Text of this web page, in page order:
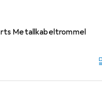
Metallkabeltrommel